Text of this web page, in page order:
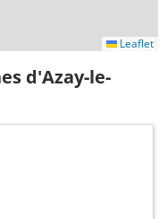
Leaflet
d'Azay-le-